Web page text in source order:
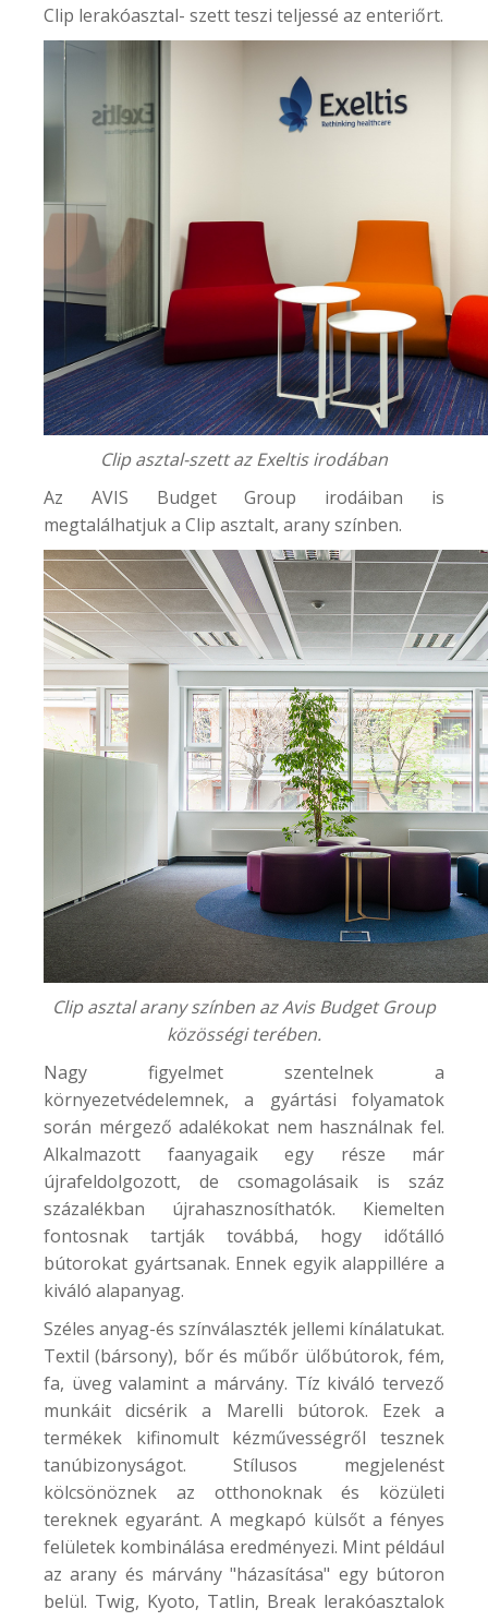
Clip lerakóasztal- szett teszi teljessé az enteriőrt.
Clip asztal-szett az Exeltis irodában
Az AVIS Budget Group irodáiban is
megtalálhatjuk a Clip asztalt, arany színben.
Clip asztal arany színben az Avis Budget Group
közösségi terében.
Nagy figyelmet szentelnek a
környezetvédelemnek, a gyártási folyamatok
során mérgező adalékokat nem használnak fel.
Alkalmazott faanyagaik egy része már
újrafeldolgozott, de csomagolásaik is száz
százalékban újrahasznosíthatók. Kiemelten
fontosnak tartják továbbá, hogy időtálló
bútorokat gyártsanak. Ennek egyik alappillére a
kiváló alapanyag.
Széles anyag-és színválaszték jellemi kínálatukat.
Textil (bársony), bőr és műbőr ülőbútorok, fém,
fa, üveg valamint a márvány. Tíz kiváló tervező
munkáit dicsérik a Marelli bútorok. Ezek a
termékek kifinomult kézművességről tesznek
tanúbizonyságot. Stílusos megjelenést
kölcsönöznek az otthonoknak és közületi
tereknek egyaránt. A megkapó külsőt a fényes
felületek kombinálása eredményezi. Mint például
az arany és márvány "házasítása" egy bútoron
belül. Twig, Kyoto, Tatlin, Break lerakóasztalok